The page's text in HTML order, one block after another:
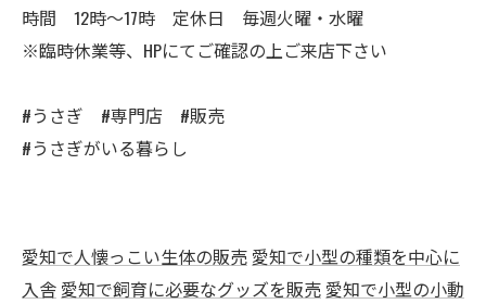
時間 12時〜17時 定休日 毎週火曜・水曜
※臨時休業等、HPにてご確認の上ご来店下さい
#うさぎ #専門店 #販売
#うさぎがいる暮らし
愛知で人懐っこい生体の販売 愛知で小型の種類を中心に
入舎 愛知で飼育に必要なグッズを販売 愛知で小型の小動